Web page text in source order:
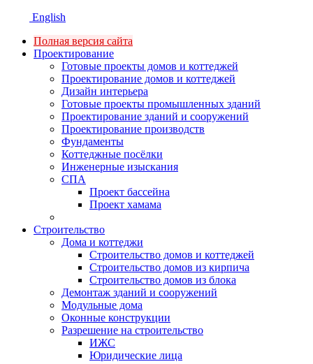
English
Полная версия сайта
Проектирование
Готовые проекты домов и коттеджей
Проектирование домов и коттеджей
Дизайн интерьера
Готовые проекты промышленных зданий
Проектирование зданий и сооружений
Проектирование производств
Фундаменты
Коттеджные посёлки
Инженерные изыскания
СПА
Проект бассейна
Проект хамама
Строительство
Дома и коттеджи
Строительство домов и коттеджей
Строительство домов из кирпича
Строительство домов из блока
Демонтаж зданий и сооружений
Модульные дома
Оконные конструкции
Разрешение на строительство
ИЖС
Юридические лица